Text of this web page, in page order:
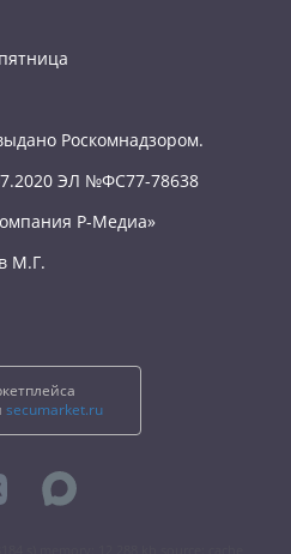
Роскомнадзором.
ЭЛ №ФС77-78638
Р-Медиа»
М.Г.
secumarket.ru